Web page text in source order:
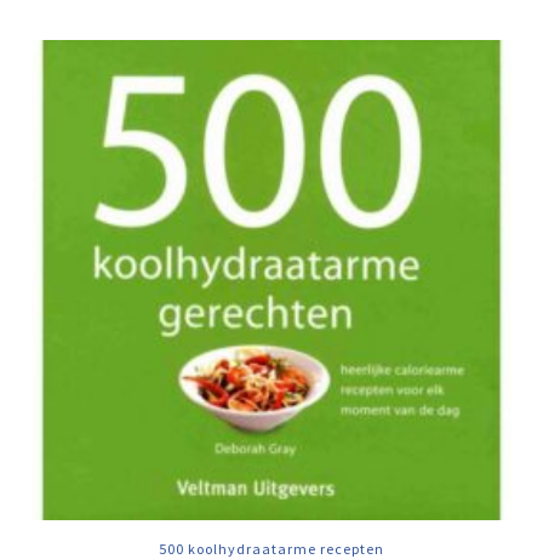
500 koolhydraatarme recepten